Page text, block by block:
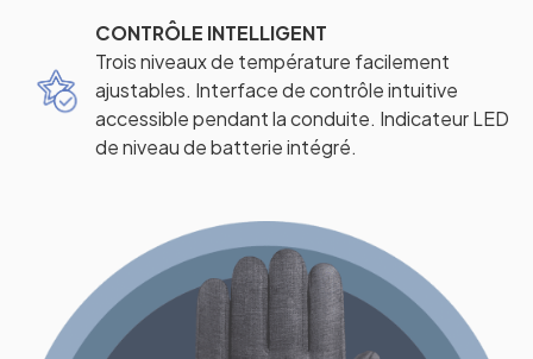
CONTRÔLE INTELLIGENT
Trois niveaux de température facilement
ajustables. Interface de contrôle intuitive
accessible pendant la conduite. Indicateur LED
de niveau de batterie intégré.